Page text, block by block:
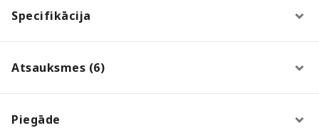
Specifikācija
Atsauksmes (6)
Piegāde